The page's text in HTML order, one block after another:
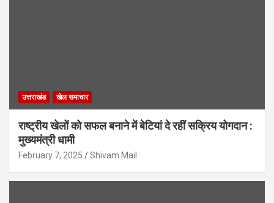
उत्तराखंड खेल समाचार
राष्ट्रीय खेलों को सफल बनाने में बेटियां दे रहीं सक्रिय योगदान :
मुख्यमंत्री धामी
February 7, 2025 Shivam Mail